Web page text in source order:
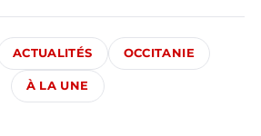
ACTUALITÉS OCCITANIE
À LA UNE